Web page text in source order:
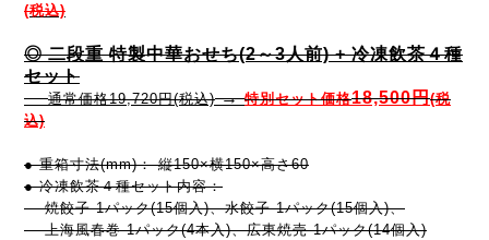
(税込)
◎ 二段重 特製中華おせち(2～3人前) + 冷凍飲茶４種
セット
通常価格19,720円(税込)→特別セット価格18,500円(税
込)
● 重箱寸法(mm)： 縦150×横150×高さ60
● 冷凍飲茶４種セット内容：
焼餃子 1パック(15個入)、水餃子 1パック(15個入)、
上海風春巻 1パック(4本入)、広東焼売 1パック(14個入)